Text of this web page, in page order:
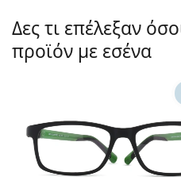
Δες τι επέλεξαν
προϊόν με εσένα